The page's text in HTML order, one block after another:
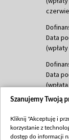
Data
Data
mln,
Szanujemy Twoją
Kliknij "Akceptuję i
korzystanie z
dostęp do informacji